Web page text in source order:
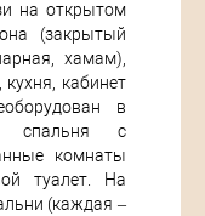
на открытом
(закрытый
хамам),
кабинет
в
спальня с
комнаты
туалет. На
(каждая –